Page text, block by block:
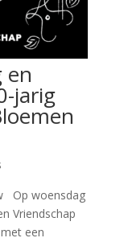
en
jarig
Op woensdag
Vriendschap
een